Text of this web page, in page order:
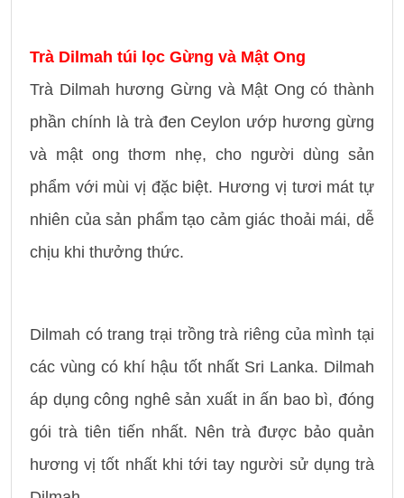
Trà Dilmah túi lọc Gừng và Mật Ong
Trà Dilmah hương Gừng và Mật Ong có thành
phần chính là trà đen Ceylon ướp hương gừng
và mật ong thơm nhẹ, cho người dùng sản
phẩm với mùi vị đặc biệt. Hương vị tươi mát tự
nhiên của sản phẩm tạo cảm giác thoải mái, dễ
chịu khi thưởng thức.
Dilmah có trang trại trồng trà riêng của mình tại
các vùng có khí hậu tốt nhất Sri Lanka. Dilmah
áp dụng công nghê sản xuất in ấn bao bì, đóng
gói trà tiên tiến nhất. Nên trà được bảo quản
hương vị tốt nhất khi tới tay người sử dụng trà